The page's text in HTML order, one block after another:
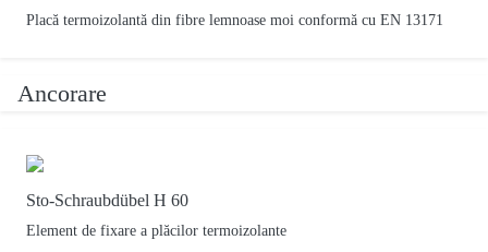
Placă termoizolantă din fibre lemnoase moi conformă cu EN 13171
Ancorare
Sto-Schraubdübel H 60
Element de fixare a plăcilor termoizolante